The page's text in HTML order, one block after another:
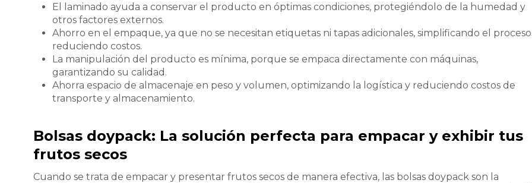
El laminado ayuda a conservar el producto en óptimas condiciones, protegiéndolo de la humedad y
otros factores externos.
Ahorro en el empaque, ya que no se necesitan etiquetas ni tapas adicionales, simplificando el
reduciendo costos.
La manipulación del producto es mínima, porque se empaca directamente con máquinas,
garantizando su calidad.
Ahorra espacio de almacenaje en peso y volumen, optimizando la logística y reduciendo costos de
transporte y almacenamiento.
Bolsas doypack: La solución perfecta para empacar y exhibir tus
frutos secos
Cuando se trata de empacar y presentar frutos secos de manera efectiva, las bolsas doypack son la